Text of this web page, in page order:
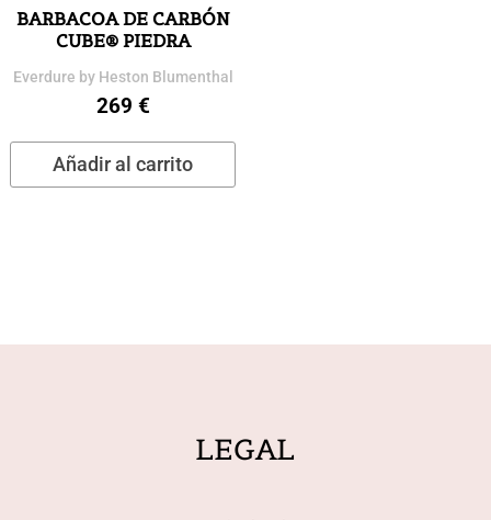
BARBACOA DE CARBÓN
CUBE® PIEDRA
Everdure by Heston Blumenthal
269 €
Añadir al carrito
LEGAL